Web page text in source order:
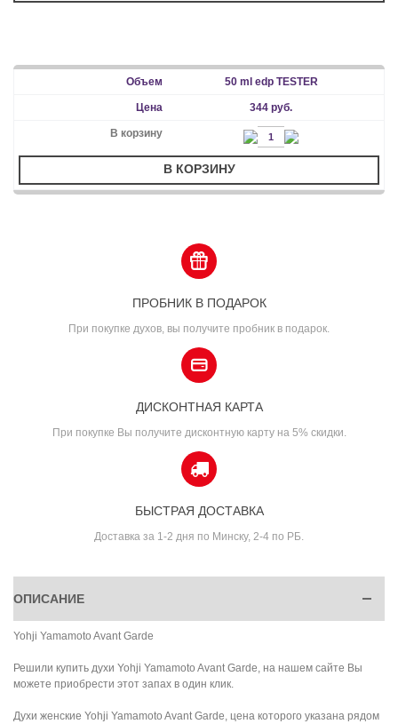
50 ml edp TESTER
344 руб.
В КОРЗИНУ
ПРОБНИК В ПОДАРОК
При покупке духов, вы получите пробник в подарок.
ДИСКОНТНАЯ КАРТА
При покупке Вы получите дисконтную карту на 5% скидки.
БЫСТРАЯ ДОСТАВКА
Доставка за 1-2 дня по Минску, 2-4 по РБ.
ОПИСАНИЕ
Yohji Yamamoto Avant Garde
Решили купить духи Yohji Yamamoto Avant Garde, на нашем сайте Вы
можете приобрести этот запах в один клик.
Духи женские Yohji Yamamoto Avant Garde, цена которого указана рядом